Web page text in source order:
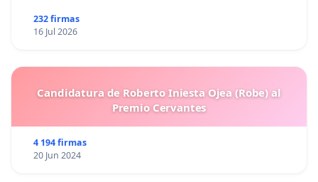
232 firmas
16 Jul 2026
Candidatura de Roberto Iniesta Ojea (Robe) al
Premio Cervantes
4 194 firmas
20 Jun 2024